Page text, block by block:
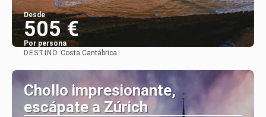
Desde
505 €
Por persona
DESTINO: Costa Cantábrica
Chollo impresionante,
escápate a Zúrich